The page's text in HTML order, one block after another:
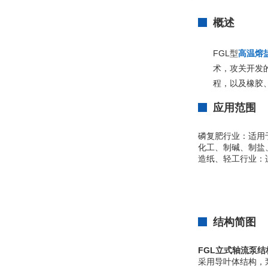
概述
FGL 型高温熔
术，攻关开发
程，以及橡胶
应用范围
磷复肥行业：适用
化工、制碱、制盐
造纸、轻工行业：
结构简图
FGL立式轴流泵结
采用导叶体结构